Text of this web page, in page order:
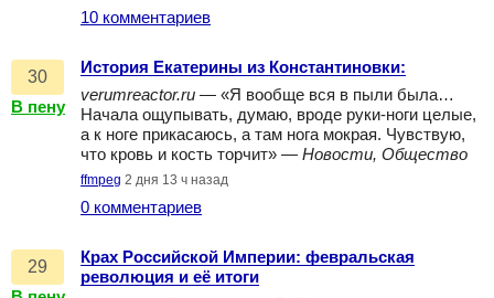
10 комментариев
30
В пену
История Екатерины из Константиновки:
verumreactor.ru — «Я вообще вся в пыли была…
Начала ощупывать, думаю, вроде руки-ноги целые,
а к ноге прикасаюсь, а там нога мокрая. Чувствую,
что кровь и кость торчит» — Новости, Общество
ffmpeg 2 дня 13 ч назад
0 комментариев
29
Крах Российской Империи: февральская
революция и её итоги